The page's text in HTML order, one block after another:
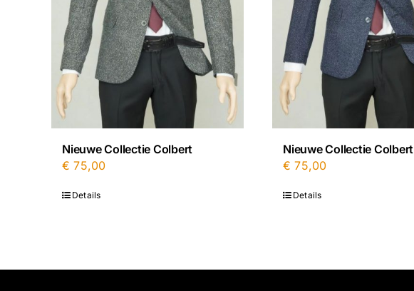
Nieuwe Collectie Colbert
€ 75,00
Details
Nieuwe Collectie Colbert
€ 75,00
Details